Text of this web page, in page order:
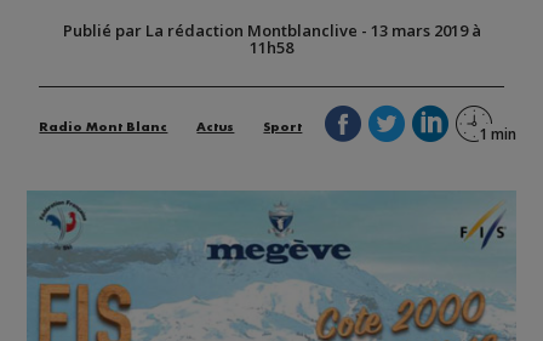
Publié par La rédaction Montblanclive - 13 mars 2019 à
11h58
Radio Mont Blanc Actus Sport